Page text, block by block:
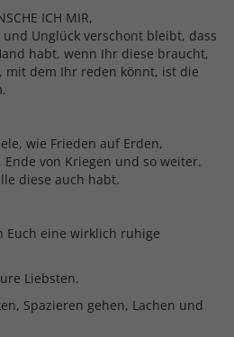
ICH MIR,
Unglück verschont bleibt, dass
habt, wenn Ihr diese braucht,
mit dem Ihr reden könnt, ist die
wie Frieden auf Erden,
von Kriegen und so weiter.
diese auch habt.
Euch eine wirklich ruhige
Liebsten.
Spazieren gehen, Lachen und